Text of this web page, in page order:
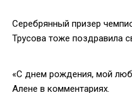
Серебрянный призер
Трусова тоже поздравила
«С днем рождения, мой
Алене в комментариях.